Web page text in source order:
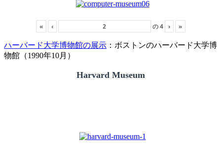
« ‹ の4 › »
ハーバード大学博物館の展示 ：ボストンのハーバード大学博
物館（1990年10月）
Harvard Museum